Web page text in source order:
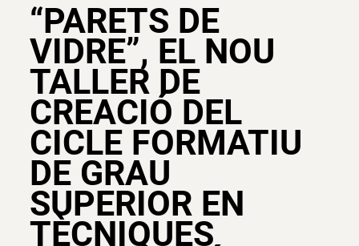
“PARETS DE
VIDRE”, EL NOU
TALLER DE
CREACIÓ DEL
CICLE FORMATIU
DE GRAU
SUPERIOR EN
TÈCNIQUES